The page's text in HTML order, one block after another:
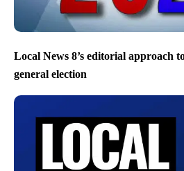
Local News 8’s editorial approach
general election